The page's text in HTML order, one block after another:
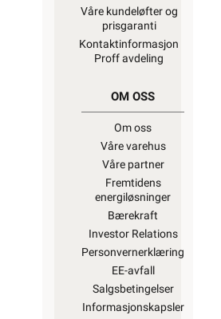
Våre kundeløfter og
prisgaranti
Kontaktinformasjon
Proff avdeling
OM OSS
Om oss
Våre varehus
Våre partner
Fremtidens
energiløsninger
Bærekraft
Investor Relations
Personvernerklæring
EE-avfall
Salgsbetingelser
Informasjonskapsler